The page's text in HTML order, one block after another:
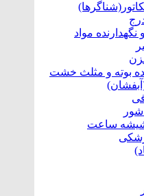
نگهدارنده مواد
بوته و مثلث خشت
شیشه ساعت